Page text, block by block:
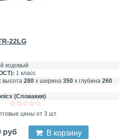
22LG
кодовый
1 класс
высота 280 х ширина 350 х глубина 260
(Словакия)
цены от 3 шт.
руб В корзину